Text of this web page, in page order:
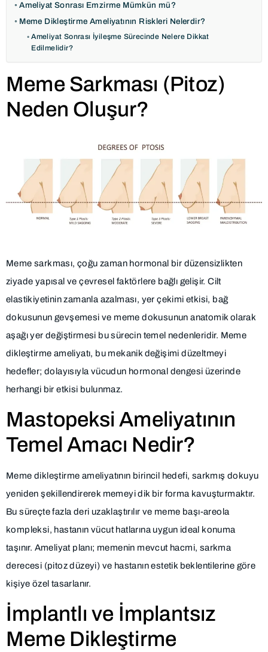
Ameliyat Sonrası Emzirme Mümkün mü?
Meme Dikleştirme Ameliyatının Riskleri Nelerdir?
Ameliyat Sonrası İyileşme Sürecinde Nelere Dikkat
Edilmelidir?
Meme Sarkması (Pitoz)
Neden Oluşur?
Meme sarkması, çoğu zaman hormonal bir düzensizlikten
ziyade yapısal ve çevresel faktörlere bağlı gelişir. Cilt
elastikiyetinin zamanla azalması, yer çekimi etkisi, bağ
dokusunun gevşemesi ve meme dokusunun anatomik olarak
aşağı yer değiştirmesi bu sürecin temel nedenleridir. Meme
dikleştirme ameliyatı, bu mekanik değişimi düzeltmeyi
hedefler; dolayısıyla vücudun hormonal dengesi üzerinde
herhangi bir etkisi bulunmaz.
Mastopeksi Ameliyatının
Temel Amacı Nedir?
Meme dikleştirme ameliyatının birincil hedefi, sarkmış dokuyu
yeniden şekillendirerek memeyi dik bir forma kavuşturmaktır.
Bu süreçte fazla deri uzaklaştırılır ve meme başı-areola
kompleksi, hastanın vücut hatlarına uygun ideal konuma
taşınır. Ameliyat planı; memenin mevcut hacmi, sarkma
derecesi (pitoz düzeyi) ve hastanın estetik beklentilerine göre
kişiye özel tasarlanır.
İmplantlı ve İmplantsız
Meme Dikleştirme